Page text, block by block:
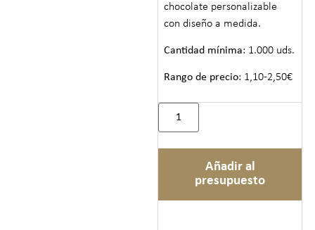
chocolate personalizable
con diseño a medida.
Cantidad mínima: 1.000 uds.
Rango de precio: 1,10-2,50€
Añadir al
presupuesto